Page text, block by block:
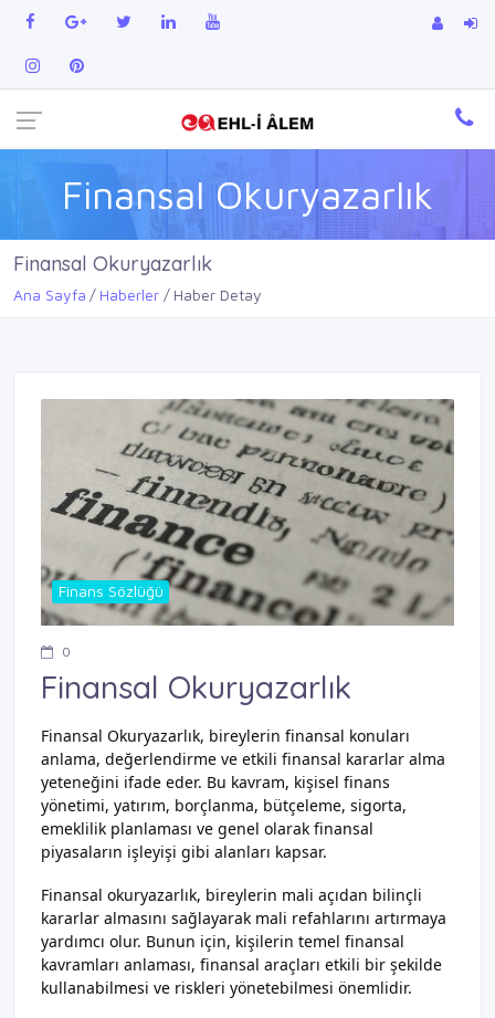
Finansal Okuryazarlık
Finansal Okuryazarlık
Ana Sayfa Haberler Haber Detay
Finans Sözlüğü
0
Finansal Okuryazarlık
Finansal Okuryazarlık, bireylerin finansal konuları
anlama, değerlendirme ve etkili finansal kararlar alma
yeteneğini ifade eder. Bu kavram, kişisel finans
yönetimi, yatırım, borçlanma, bütçeleme, sigorta,
emeklilik planlaması ve genel olarak finansal
piyasaların işleyişi gibi alanları kapsar.
Finansal okuryazarlık, bireylerin mali açıdan bilinçli
kararlar almasını sağlayarak mali refahlarını artırmaya
yardımcı olur. Bunun için, kişilerin temel finansal
kavramları anlaması, finansal araçları etkili bir şekilde
kullanabilmesi ve riskleri yönetebilmesi önemlidir.